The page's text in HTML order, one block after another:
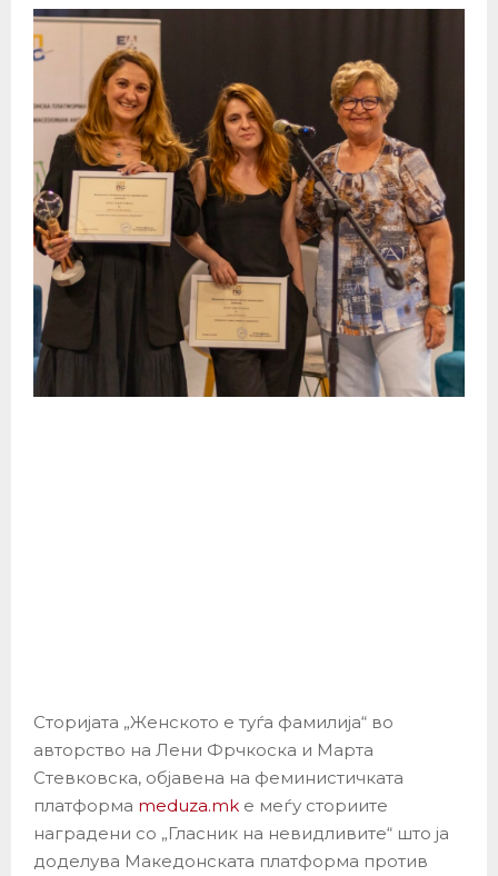
Сторијата „Женското е туѓа фамилија“ во
авторство на Лени Фрчкоска и Марта
Стевковска, објавена на феминистичката
платформа meduza.mk е меѓу сториите
наградени со „Гласник на невидливите“ што ја
доделува Македонската платформа против